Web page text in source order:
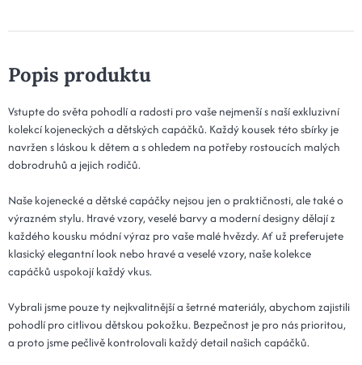
Popis produktu
Vstupte do světa pohodlí a radosti pro vaše nejmenší s naší exkluzivní
kolekcí kojeneckých a dětských capáčků. Každý kousek této sbírky je
navržen s láskou k dětem a s ohledem na potřeby rostoucích malých
dobrodruhů a jejich rodičů.
Naše kojenecké a dětské capáčky nejsou jen o praktičnosti, ale také o
výrazném stylu. Hravé vzory, veselé barvy a moderní designy dělají z
každého kousku módní výraz pro vaše malé hvězdy. Ať už preferujete
klasický elegantní look nebo hravé a veselé vzory, naše kolekce
capáčků uspokojí každý vkus.
Vybrali jsme pouze ty nejkvalitnější a šetrné materiály, abychom zajistili
pohodlí pro citlivou dětskou pokožku. Bezpečnost je pro nás prioritou,
a proto jsme pečlivě kontrolovali každý detail našich capáčků.